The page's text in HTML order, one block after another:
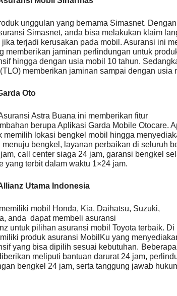
unggulan yang bernama Simasnet. Dengan
Simasnet, anda bisa melakukan klaim
terjadi kerusakan pada mobil. Asuransi ini
memberikan jaminan perlindungan untuk
hingga dengan usia mobil 10 tahun.
memberikan jaminan sampai dengan usia
Oto
Astra Buana ini memberikan fitur
berupa Aplikasi Garda Mobile Otocare.
memilih lokasi bengkel mobil hingga
menuju bengkel, layanan perbaikan di seluruh
call center siaga 24 jam, garansi bengkel
yang terbit dalam waktu 1×24 jam.
Utama Indonesia
mobil Honda, Kia, Daihatsu, Suzuki,
anda dapat membeli asuransi
untuk pilihan asuransi mobil Toyota terbaik. Di
produk asuransi MobilKu yang
yang bisa dipilih sesuai kebutuhan. Beberapa
meliputi bantuan darurat 24 jam,
bengkel 24 jam, serta tanggung jawab